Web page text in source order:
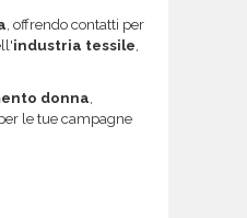
, offrendo contatti per
industria tessile
donna
le tue campagne